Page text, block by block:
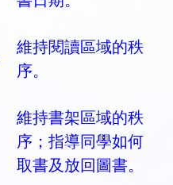
維持閱讀區域的秩
序。
維持書架區域的秩
序；指導同學如何
取書及放回圖書。